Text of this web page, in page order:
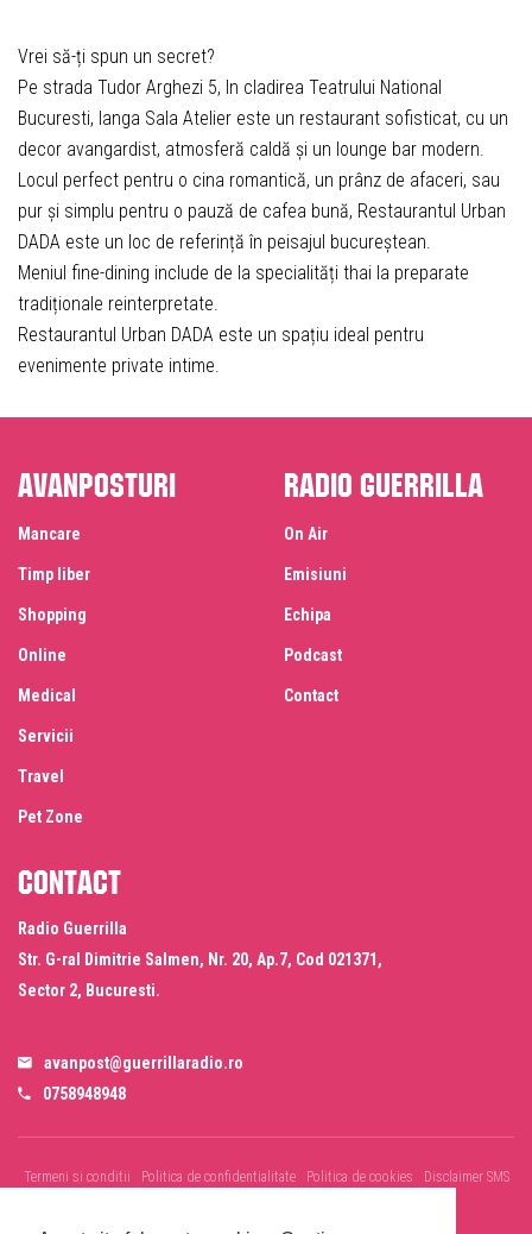
Vrei să-ți spun un secret?
Pe strada Tudor Arghezi 5, In cladirea Teatrului National
Bucuresti, langa Sala Atelier este un restaurant sofisticat, cu un
decor avangardist, atmosferă caldă și un lounge bar modern.
Locul perfect pentru o cina romantică, un prânz de afaceri, sau
pur și simplu pentru o pauză de cafea bună, Restaurantul Urban
DADA este un loc de referință în peisajul bucureștean.
Meniul fine-dining include de la specialități thai la preparate
tradiționale reinterpretate.
Restaurantul Urban DADA este un spațiu ideal pentru
evenimente private intime.
Avanposturi
Mancare
Timp liber
Shopping
Online
Medical
Servicii
Travel
Pet Zone
Radio Guerrilla
On Air
Emisiuni
Echipa
Podcast
Contact
Contact
Radio Guerrilla
Str. G-ral Dimitrie Salmen, Nr. 20, Ap.7, Cod 021371,
Sector 2, Bucuresti.
avanpost@guerrillaradio.ro
0758948948
Termeni si conditii Politica de confidentialitate Politica de cookies
Disclaimer SMS